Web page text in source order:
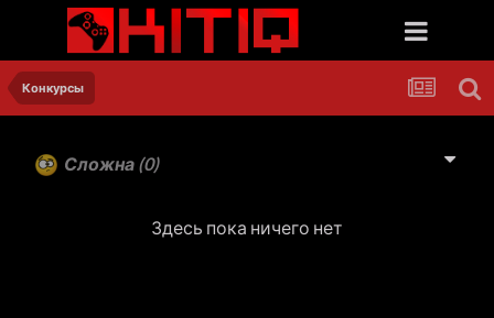
Конкурсы
Сложна (0)
Здесь пока ничего нет